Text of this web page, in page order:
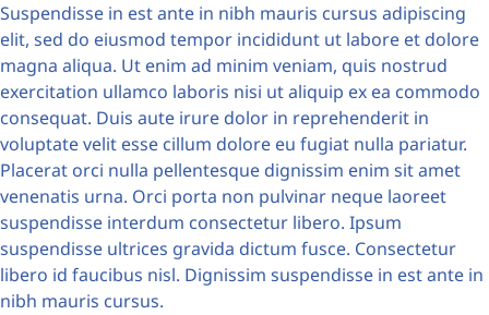
Suspendisse in est ante in nibh mauris cursus adipiscing
elit, sed do eiusmod tempor incididunt ut labore et dolore
magna aliqua. Ut enim ad minim veniam, quis nostrud
exercitation ullamco laboris nisi ut aliquip ex ea commodo
consequat. Duis aute irure dolor in reprehenderit in
voluptate velit esse cillum dolore eu fugiat nulla pariatur.
Placerat orci nulla pellentesque dignissim enim sit amet
venenatis urna. Orci porta non pulvinar neque laoreet
suspendisse interdum consectetur libero. Ipsum
suspendisse ultrices gravida dictum fusce. Consectetur
libero id faucibus nisl. Dignissim suspendisse in est ante in
nibh mauris cursus.